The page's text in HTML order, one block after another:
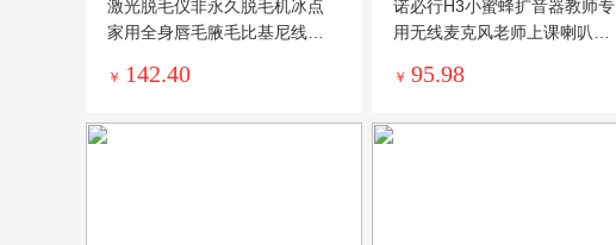
激光脱毛仪非永久脱毛机冰点
家用全身唇毛腋毛比基尼线女
￥ 142.40
诺必行H3小蜜蜂扩音器教师专
用无线麦克风老师上课喇叭叫
￥ 95.98